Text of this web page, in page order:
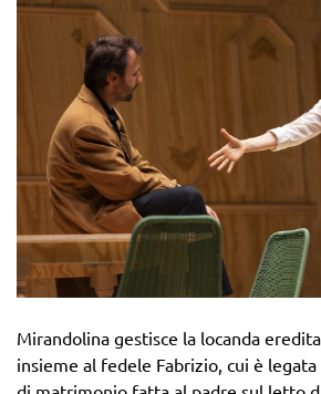
Mirandolina gestisce la locanda
insieme al fedele Fabrizio, cui è